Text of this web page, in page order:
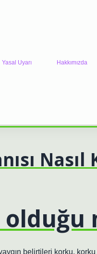
Yasal Uyarı Hakkımızda
Nasıl
belirtileri korku, korku